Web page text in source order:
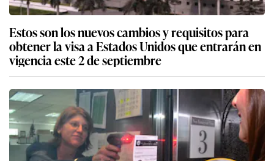
Estos son los nuevos cambios y requisitos para
obtener la visa a Estados Unidos que entrarán en
vigencia este 2 de septiembre